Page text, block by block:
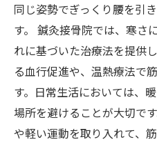
同じ姿勢でぎっくり腰を引
す。 鍼灸接骨院では、寒さ
れに基づいた治療法を提供
る血行促進や、温熱療法で
す。日常生活においては、
場所を避けることが大切で
や軽い運動を取り入れて、